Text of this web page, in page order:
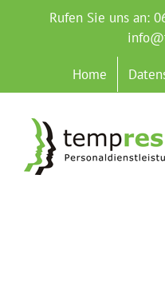
Rufen Sie uns an:
Home